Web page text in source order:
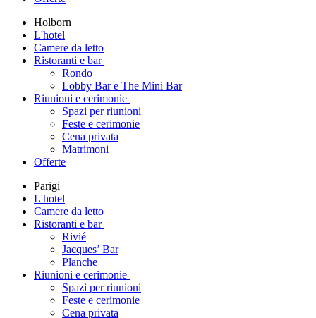
Holborn
L'hotel
Camere da letto
Ristoranti e bar
Rondo
Lobby Bar e The Mini Bar
Riunioni e cerimonie
Spazi per riunioni
Feste e cerimonie
Cena privata
Matrimoni
Offerte
Parigi
L'hotel
Camere da letto
Ristoranti e bar
Rivié
Jacques’ Bar
Planche
Riunioni e cerimonie
Spazi per riunioni
Feste e cerimonie
Cena privata